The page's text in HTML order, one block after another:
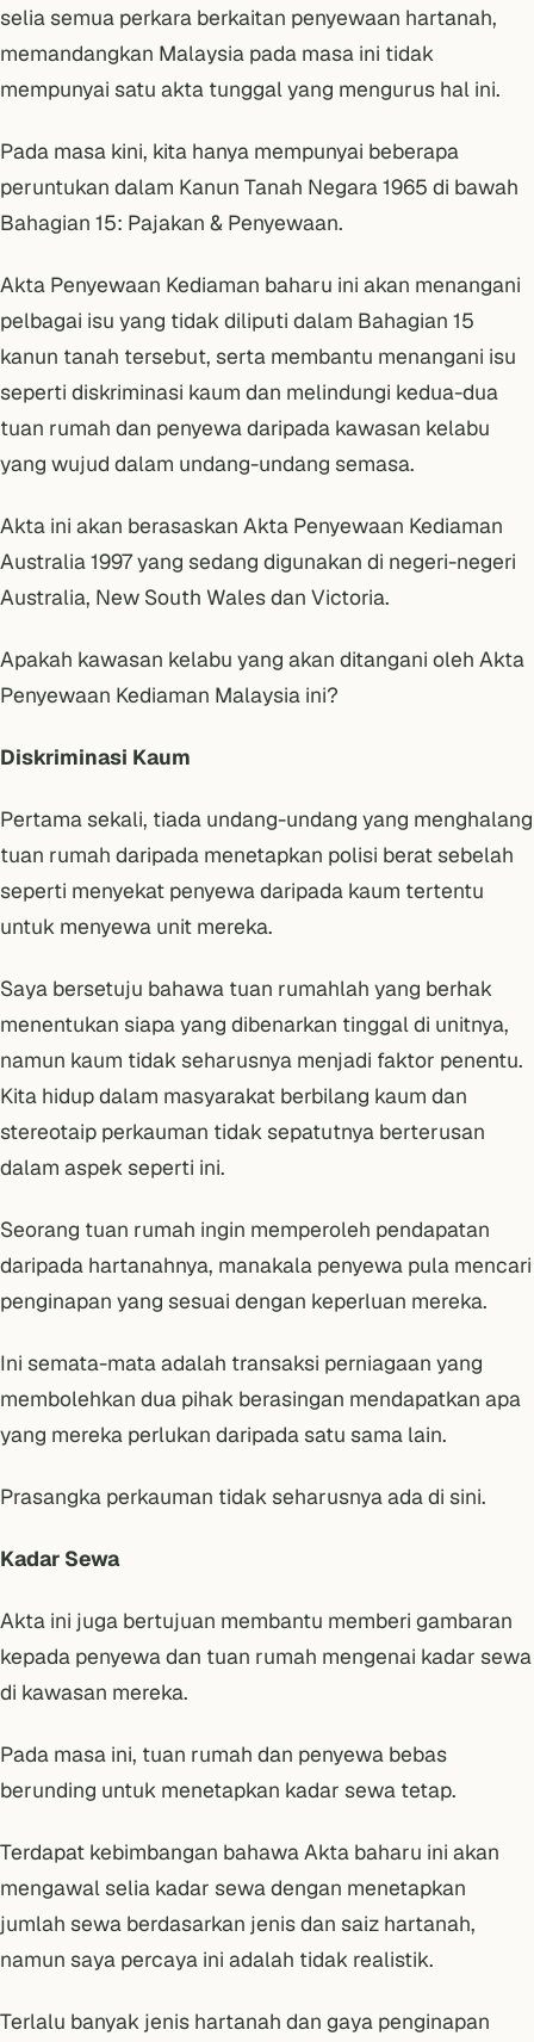
selia semua perkara berkaitan penyewaan hartanah,
memandangkan Malaysia pada masa ini tidak
mempunyai satu akta tunggal yang mengurus hal ini.
Pada masa kini, kita hanya mempunyai beberapa
peruntukan dalam Kanun Tanah Negara 1965 di bawah
Bahagian 15: Pajakan & Penyewaan.
Akta Penyewaan Kediaman baharu ini akan menangani
pelbagai isu yang tidak diliputi dalam Bahagian 15
kanun tanah tersebut, serta membantu menangani isu
seperti diskriminasi kaum dan melindungi kedua-dua
tuan rumah dan penyewa daripada kawasan kelabu
yang wujud dalam undang-undang semasa.
Akta ini akan berasaskan Akta Penyewaan Kediaman
Australia 1997yang sedang digunakan di negeri-negeri
Australia, New South Wales dan Victoria.
Apakah kawasan kelabu yang akan ditangani oleh Akta
Penyewaan Kediaman Malaysia ini?
Diskriminasi Kaum
Pertama sekali, tiada undang-undang yang menghalang
tuan rumah daripada menetapkan polisi berat sebelah
seperti menyekat penyewa daripada kaum tertentu
untuk menyewa unit mereka.
Saya bersetuju bahawa tuan rumahlah yang berhak
menentukan siapa yang dibenarkan tinggal di unitnya,
namun kaum tidak seharusnya menjadi faktor penentu.
Kita hidup dalam masyarakat berbilang kaum dan
stereotaip perkauman tidak sepatutnya berterusan
dalam aspek seperti ini.
Seorang tuan rumah ingin memperoleh pendapatan
daripada hartanahnya, manakala penyewa pula mencari
penginapan yang sesuai dengan keperluan mereka.
Ini semata-mata adalah transaksi perniagaan yang
membolehkan dua pihak berasingan mendapatkan apa
yang mereka perlukan daripada satu sama lain.
Prasangka perkauman tidak seharusnya ada di sini.
Kadar Sewa
Akta ini juga bertujuan membantu memberi gambaran
kepada penyewa dan tuan rumah mengenai kadar sewa
di kawasan mereka.
Pada masa ini, tuan rumah dan penyewa bebas
berunding untuk menetapkan kadar sewa tetap.
Terdapat kebimbangan bahawa Akta baharu ini akan
mengawal selia kadar sewa dengan menetapkan
jumlah sewa berdasarkan jenis dan saiz hartanah,
namun saya percaya ini adalah tidak realistik.
Terlalu banyak jenis hartanah dan gaya penginapan